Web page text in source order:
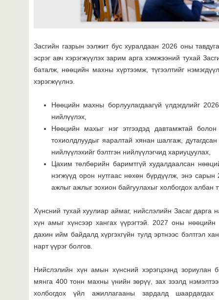
Засгийн газрын ээлжит бус хуралдаан 2026 оны
эсрэг авч хэрэгжүүлэх зарим арга хэмжээний тухай
баталж, нөөцийн махны хүртээмж, түгээлтийг
хэрэгжүүлнэ.
Нөөцийн махны борлуулагдаагүй үлдэгдлийг
нийлүүлэх,
Нөөцийн махыг нэг этгээдэд давтамжтай
тохиолдлуудыг яаралтай хянан шалгаж,
нийлүүлэхийг бэлтгэн нийлүүлэгчид хариуцуулах,
Цахим төлбөрийн баримтгүй худалдаалсан
нэгжүүд орон нутгаас нөхөн бүрдүүлж, энэ сарын
ажлыг ажлыг зохион байгуулахыг холбогдох албан
Хүнсний тухай хуулиар аймаг, нийслэлийн Засаг дарга
хүн амыг хүнсээр хангах үүрэгтэй. 2027 оны
дахин ийм байдалд хүргэхгүйн тулд эртнээс бэлтгэл
нарт үүрэг болгов.
Нийслэлийн хүн амын хүнсний хэрэгцээнд зориулан
мянга 400 тонн махны үнийн зөрүү, зах зээлд
холбогдох үйл ажиллагааны зардалд шаардагдах